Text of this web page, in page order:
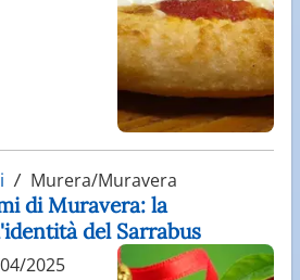
Murera/Muravera
di Muravera: la
del Sarrabus
2025